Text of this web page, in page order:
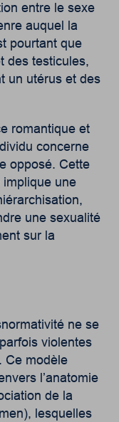
entre le sexe
auquel la
pourtant que
des testicules,
un utérus et des
romantique et
concerne
opposé. Cette
implique une
une sexualité
sur la
ne se
violentes
Ce modèle
l’anatomie
de la
lesquelles